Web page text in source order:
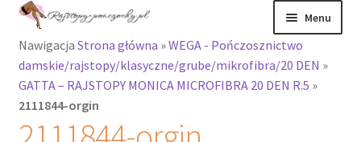
Przejdź
nawigacji
Przejdź
treści
Menu
Rajstopy
Rozwiń
menu
potomne
Rajstopy Orirose
Nawigacja Strona główna »WEGA - Pończosznictwo
damskie/rajstopy/klasyczne/grube/mikrofibra/20 DEN »
GATTA – RAJSTOPY MONICA MICROFIBRA 20 DEN R.5 »
2111844-orgin